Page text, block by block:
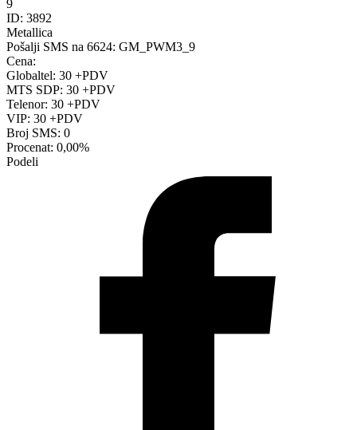
9
ID: 3892
Metallica
Pošalji SMS na 6624: GM_PWM3_9
Cena:
Globaltel: 30 +PDV
MTS SDP: 30 +PDV
Telenor: 30 +PDV
VIP: 30 +PDV
Broj SMS: 0
Procenat: 0,00%
Podeli